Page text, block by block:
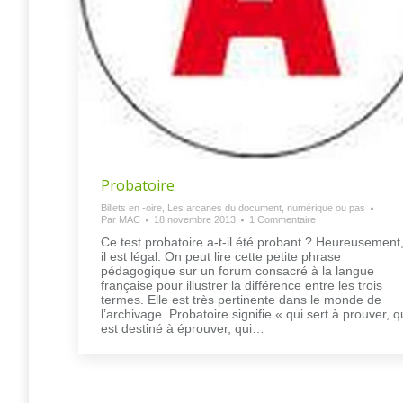
Probatoire
Billets en -oire Les arcanes du document, numérique ou pas
Par MAC 18 novembre 2013 1 Commentaire
Ce test probatoire a-t-il été probant ? Heureusement,
il est légal. On peut lire cette petite phrase
pédagogique sur un forum consacré à la langue
française pour illustrer la différence entre les trois
termes. Elle est très pertinente dans le monde de
l’archivage. Probatoire signifie « qui sert à prouver,
est destiné à éprouver, qui…